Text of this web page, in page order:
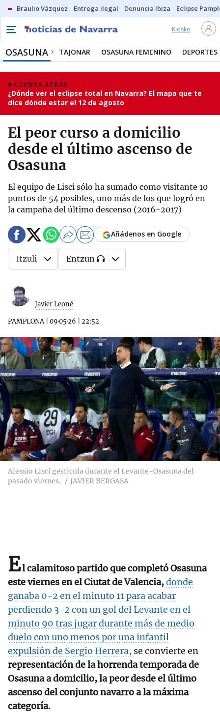
Braulio Vázquez Entrega ilegal Denuncia Ibiza Eclipse
Kiosko
OSASUNA TAJONAR OSASUNA FEMENINO DEPORTES
CUENTA ATRÁS
¿Dónde ver el eclipse total en Navarra? El mapa que te
dice dónde estar el 12 de agosto
El peor curso a domicilio
desde el último ascenso de
Osasuna
El equipo de Lisci sólo ha sumado como visitante 10
puntos de 54 posibles, uno más de los que logró en
la campaña del último descenso (2016-2017)
Javier Leoné
PAMPLONA| 09·05·26 22:52
Añádenos en Google
Itzuli Entzun
Alessio Lisci gesticula durante el Levante-Osasuna del
pasado viernes.
JAVIER BERGASA
El calamitoso partido que completó Osasuna
este viernes en el Ciutat de Valencia,donde
ganaba 0-2 en el minuto 11 para acabar
perdiendo 3-2 con un gol del Levante en el
minuto 90 tras jugar durante más de medio
duelo con uno menos por una infantil
expulsión de Sergio Herrera, se convierte en
representación de la horrenda temporada de
Osasuna a domicilio, la peor desde el último
ascenso del conjunto navarro a la máxima
categoría.